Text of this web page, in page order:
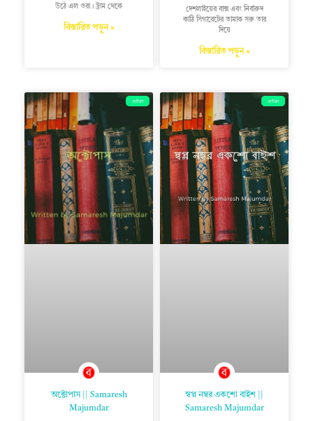
উঠে এল ওরা। ট্রাম থেকে
বিস্তারিত পড়ুন »
দেশলাইয়ের বাক্স এবং নির্বারুদ
কাঠি সিগারেটের তামাক সরু তার
দিয়ে
বিস্তারিত পড়ুন »
ছোটগল্প
অক্টোপাস || Samaresh
Majumdar
ছোটগল্প
স্বপ্ন নম্বর একশো বাইশ ||
Samaresh Majumdar